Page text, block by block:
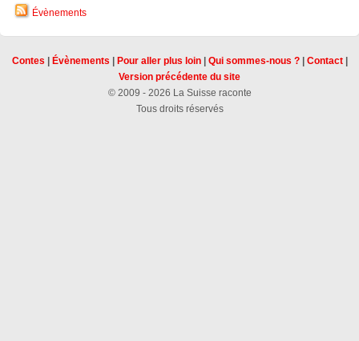
Évènements
Contes Évènements Pour aller plus loin| Qui sommes-nous ?| Contact|
Version précédente du site
© 2009 - 2026 La Suisse raconte
Tous droits réservés